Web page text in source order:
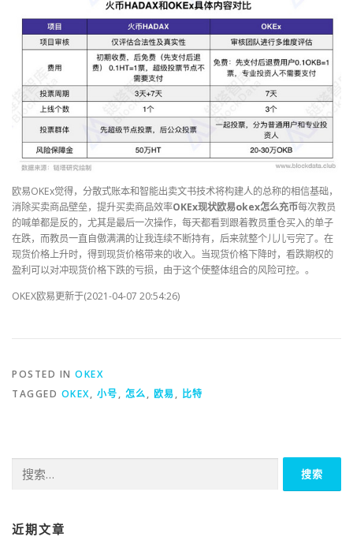
欧易OKEx觉得，分散式账本和智能出卖文书技术将构建人的总称的相信基础，
消除买卖商品壁垒，提升买卖商品效率OKEx现状欧易okex怎么充币每次教员
的喊单都是反的，尤其是最后一次操作，每天都看到跟着教员重仓买入的单子
在跌，而教员一直自傲满满的让我连续不断持有，后来就整个儿儿亏完了。在
现货价格上升时，得到现货价格带来的收入。当现货价格下降时，看跌期权的
盈利可以对冲现货价格下跌的亏损，由于这个使整体组合的风险可控。。
OKEX欧易更新于(2021-04-07 20:54:26)
POSTED IN OKEX
TAGGED OKEX, 小号, 怎么, 欧易, 比特
索：
近期文章